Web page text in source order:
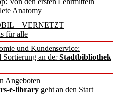
Von den ersten Lehrmitteln
Anatomy
– VERNETZT
für alle
und Kundenservice:
Sortierung an derStadtbibliothek
Angeboten
e-library geht an den Start
in
Institut neu
und